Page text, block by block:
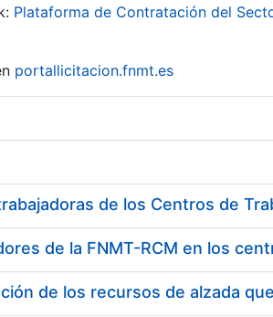
Plataforma de Contratación del
portallicitacion.fnmt.es